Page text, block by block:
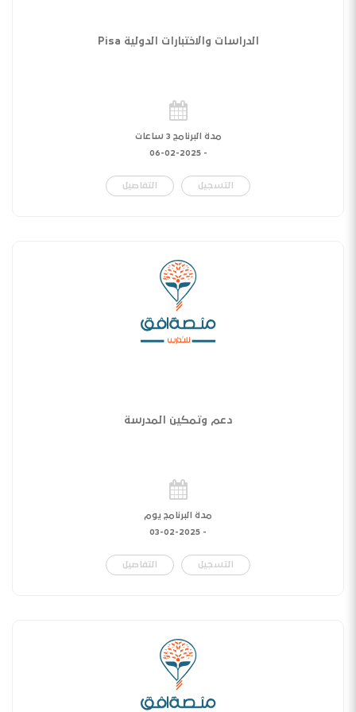
الدراسات والاختبارات الدولية Pisa
مدة البرنامج 3 ساعات
-
06-02-2025
التسجيل التفاصيل
دعم وتمكين المدرسة
مدة البرنامج يوم
-
03-02-2025
التسجيل التفاصيل